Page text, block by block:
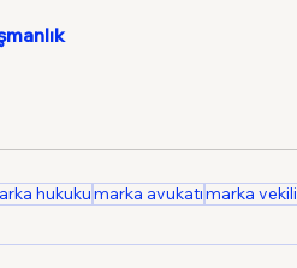
hukukumarka avukatımarka vekili